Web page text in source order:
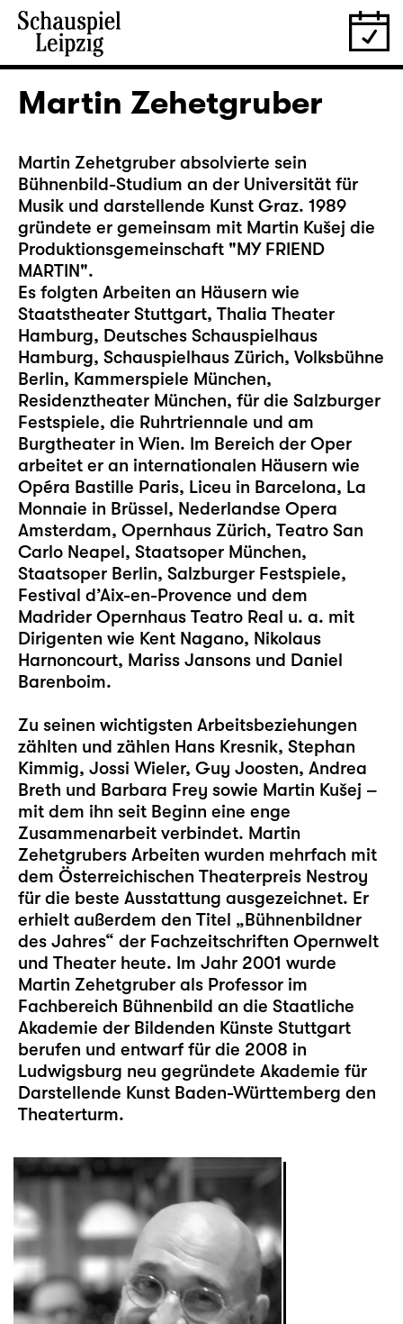
Martin Zehetgruber
Martin Zehetgruber absolvierte sein
Bühnenbild-Studium an der Universität für
Musik und darstellende Kunst Graz. 1989
gründete er gemeinsam mit Martin Kušej die
Produktionsgemeinschaft "MY FRIEND
MARTIN".
Es folgten Arbeiten an Häusern wie
Staatstheater Stuttgart, Thalia Theater
Hamburg, Deutsches Schauspielhaus
Hamburg, Schauspielhaus Zürich, Volksbühne
Berlin, Kammerspiele München,
Residenztheater München, für die Salzburger
Festspiele, die Ruhrtriennale und am
Burgtheater in Wien. Im Bereich der Oper
arbeitet er an internationalen Häusern wie
Opéra Bastille Paris, Liceu in Barcelona, La
Monnaie in Brüssel, Nederlandse Opera
Amsterdam, Opernhaus Zürich, Teatro San
Carlo Neapel, Staatsoper München,
Staatsoper Berlin, Salzburger Festspiele,
Festival d’Aix-en-Provence und dem
Madrider Opernhaus Teatro Real u. a. mit
Dirigenten wie Kent Nagano, Nikolaus
Harnoncourt, Mariss Jansons und Daniel
Barenboim.
Zu seinen wichtigsten Arbeitsbeziehungen
zählten und zählen Hans Kresnik, Stephan
Kimmig, Jossi Wieler, Guy Joosten, Andrea
Breth und Barbara Frey sowie Martin Kušej –
mit dem ihn seit Beginn eine enge
Zusammenarbeit verbindet. Martin
Zehetgrubers Arbeiten wurden mehrfach mit
dem Österreichischen Theaterpreis Nestroy
für die beste Ausstattung ausgezeichnet. Er
erhielt außerdem den Titel „Bühnenbildner
des Jahres“ der Fachzeitschriften Opernwelt
und Theater heute. Im Jahr 2001 wurde
Martin Zehetgruber als Professor im
Fachbereich Bühnenbild an die Staatliche
Akademie der Bildenden Künste Stuttgart
berufen und entwarf für die 2008 in
Ludwigsburg neu gegründete Akademie für
Darstellende Kunst Baden-Württemberg den
Theaterturm.